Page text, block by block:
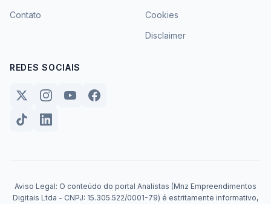
Contato
Cookies
Disclaimer
REDES SOCIAIS
Aviso Legal: O conteúdo do portal Analistas (Mnz Empreendimentos
Digitais Ltda - CNPJ: 15.305.522/0001-79) é estritamente informativo,